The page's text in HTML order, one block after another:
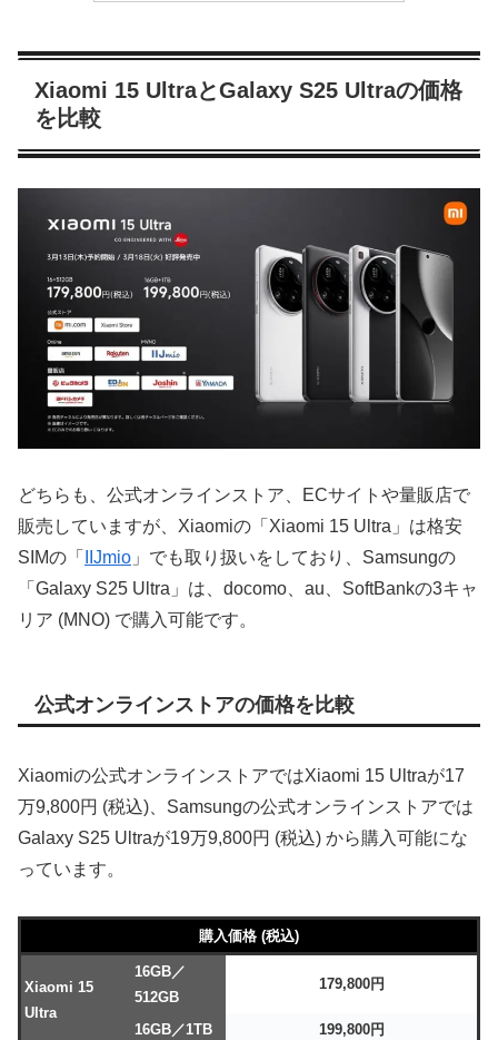
Xiaomi 15 UltraとGalaxy S25 Ultraの価格
を比較
どちらも、公式オンラインストア、ECサイトや量販店で
販売していますが、Xiaomiの「Xiaomi 15 Ultra」は格安
SIMの「
IIJmio 」でも取り扱いをしており、Samsungの
「Galaxy S25 Ultra」は、docomo、au、SoftBankの3キャ
リア (MNO) で購入可能です。
公式オンラインストアの価格を比較
Xiaomiの公式オンラインストアではXiaomi 15 Ultraが17
万9,800円 (税込)、Samsungの公式オンラインストアでは
Galaxy S25 Ultraが19万9,800円 (税込) から購入可能にな
っています。
購入価格 (税込)
Xiaomi 15
Ultra
16GB／
512GB
179,800円
16GB／1TB 199,800円